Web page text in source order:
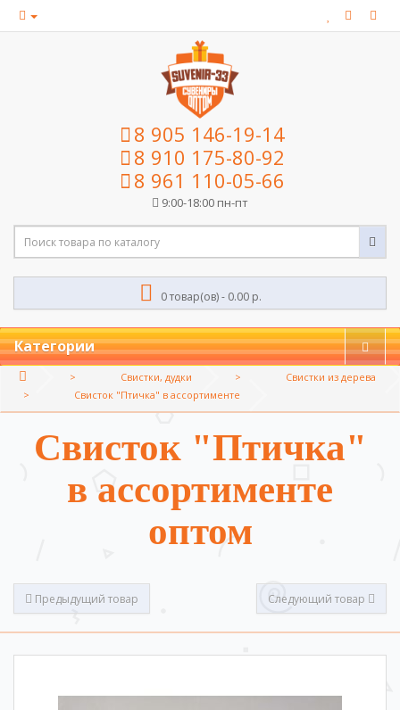
8 905 146-19-14
8 910 175-80-92
8 961 110-05-66
9:00-18:00 пн-пт
0 товар(ов) - 0.00 р.
Категории
Свистки, дудки
Свистки из дерева
Свисток "Птичка" в ассортименте
Свисток "Птичка"
в ассортименте
оптом
Предыдущий товар Следующий товар